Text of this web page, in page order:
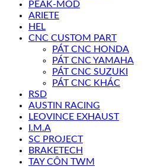
PEAK-MOD
ARIETE
HEL
CNC CUSTOM PART
PÁT CNC HONDA
PÁT CNC YAMAHA
PÁT CNC SUZUKI
PÁT CNC KHÁC
RSD
AUSTIN RACING
LEOVINCE EXHAUST
I.M.A
SC PROJECT
BRAKETECH
TAY CÔN TWM